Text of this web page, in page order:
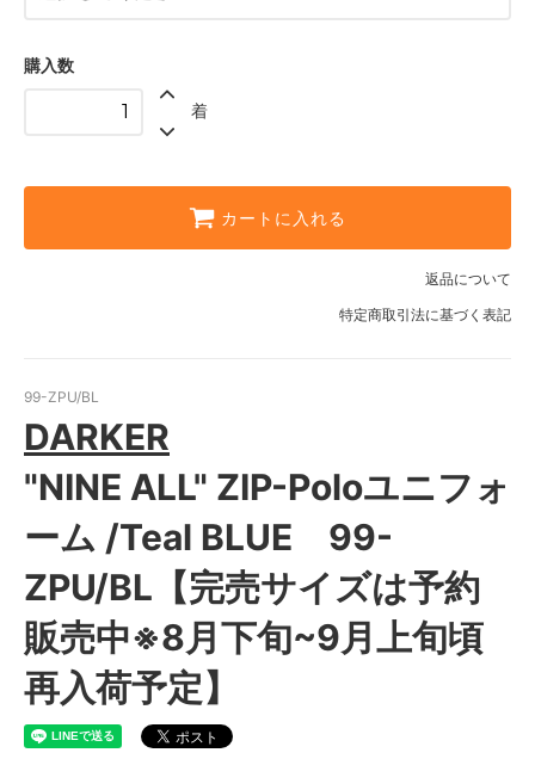
購入数
着
カートに入れる
返品について
特定商取引法に基づく表記
99-ZPU/BL
DARKER
"NINE ALL" ZIP-Poloユニフォ
ーム /Teal BLUE 99-
ZPU/BL【完売サイズは予約
販売中※8月下旬~9月上旬頃
再入荷予定】